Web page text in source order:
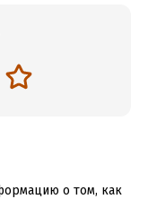
о том, как